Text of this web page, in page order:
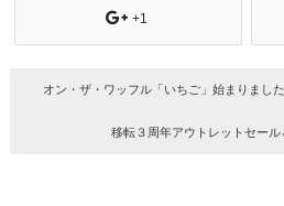
+1
オン・ザ・ワッフル「いちご」始まりました
移転３周年アウトレットセー